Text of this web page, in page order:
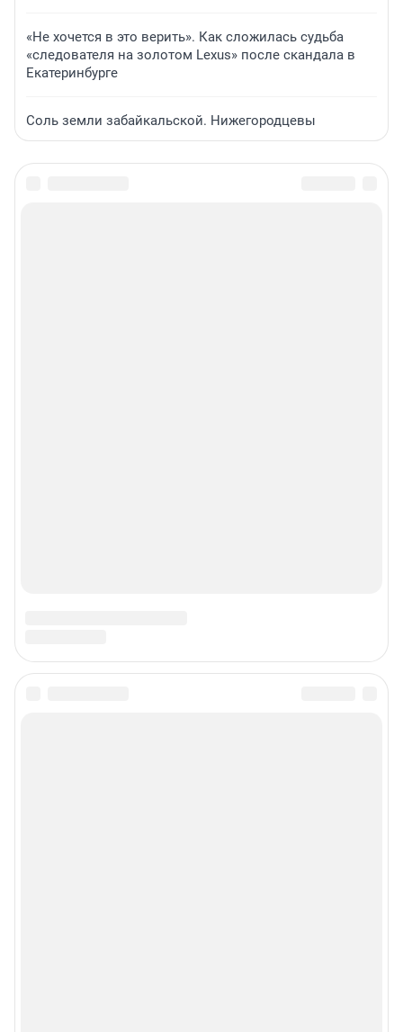
«Не хочется в это верить». Как сложилась судьба
«следователя на золотом Lexus» после скандала в
Екатеринбурге
Соль земли забайкальской. Нижегородцевы